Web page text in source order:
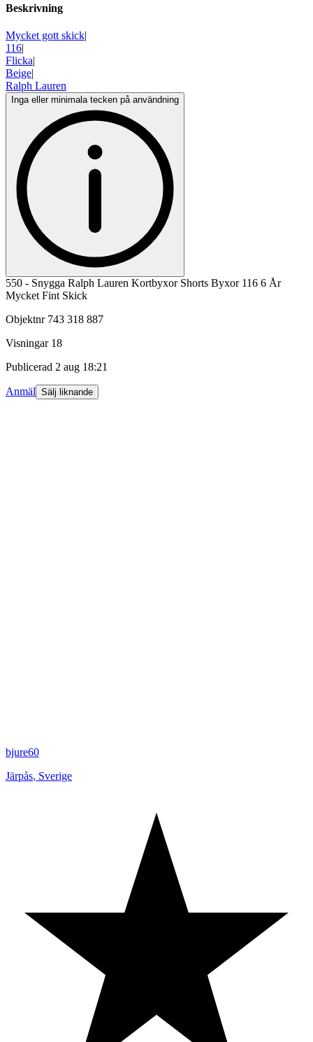
Beskrivning
Mycket gott skick|
116|
Flicka|
Beige|
Ralph Lauren
Inga eller minimala tecken på användning
550 - Snygga Ralph Lauren Kortbyxor Shorts Byxor 116 6 År
Mycket Fint Skick
Objektnr 743 318 887
Visningar 18
Publicerad 2 aug 18:21
Anmäl Sälj liknande
bjure60
Järpås, Sverige